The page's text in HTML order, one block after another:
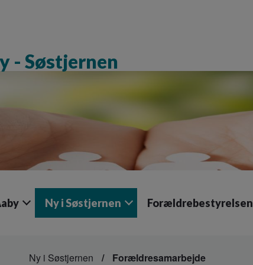
- Søstjernen
Ny i Søstjernen Forældrebestyrelsen
Ny i Søstjernen Forældresamarbejde